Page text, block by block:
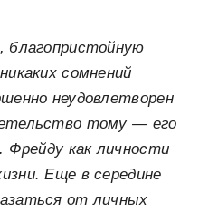
сомнений
неудовлетворен
тому — его
Фрейду как личности
Еще в середине
от личных